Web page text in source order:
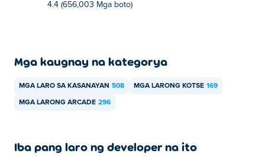
4.4 (656,003 Mga boto)
Mga kaugnay na kategorya
MGA LARO SA KASANAYAN 508 MGA LARONG KOTSE 169
MGA LARONG ARCADE 296
Iba pang laro ng developer na ito